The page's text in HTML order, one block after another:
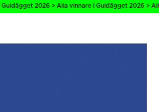
2026 > Alla vinnare i Guldägget 2026 > Alla